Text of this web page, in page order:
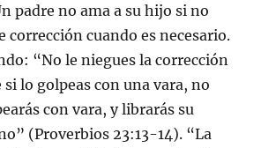
padre no ama a su hijo si no
corrección cuando es necesario.
“No le niegues la corrección
lo golpeas con una vara, no
con vara, y librarás su
(Proverbios 23:13-14). “La